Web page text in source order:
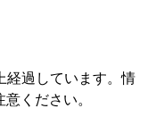
経過しています。情
ください。